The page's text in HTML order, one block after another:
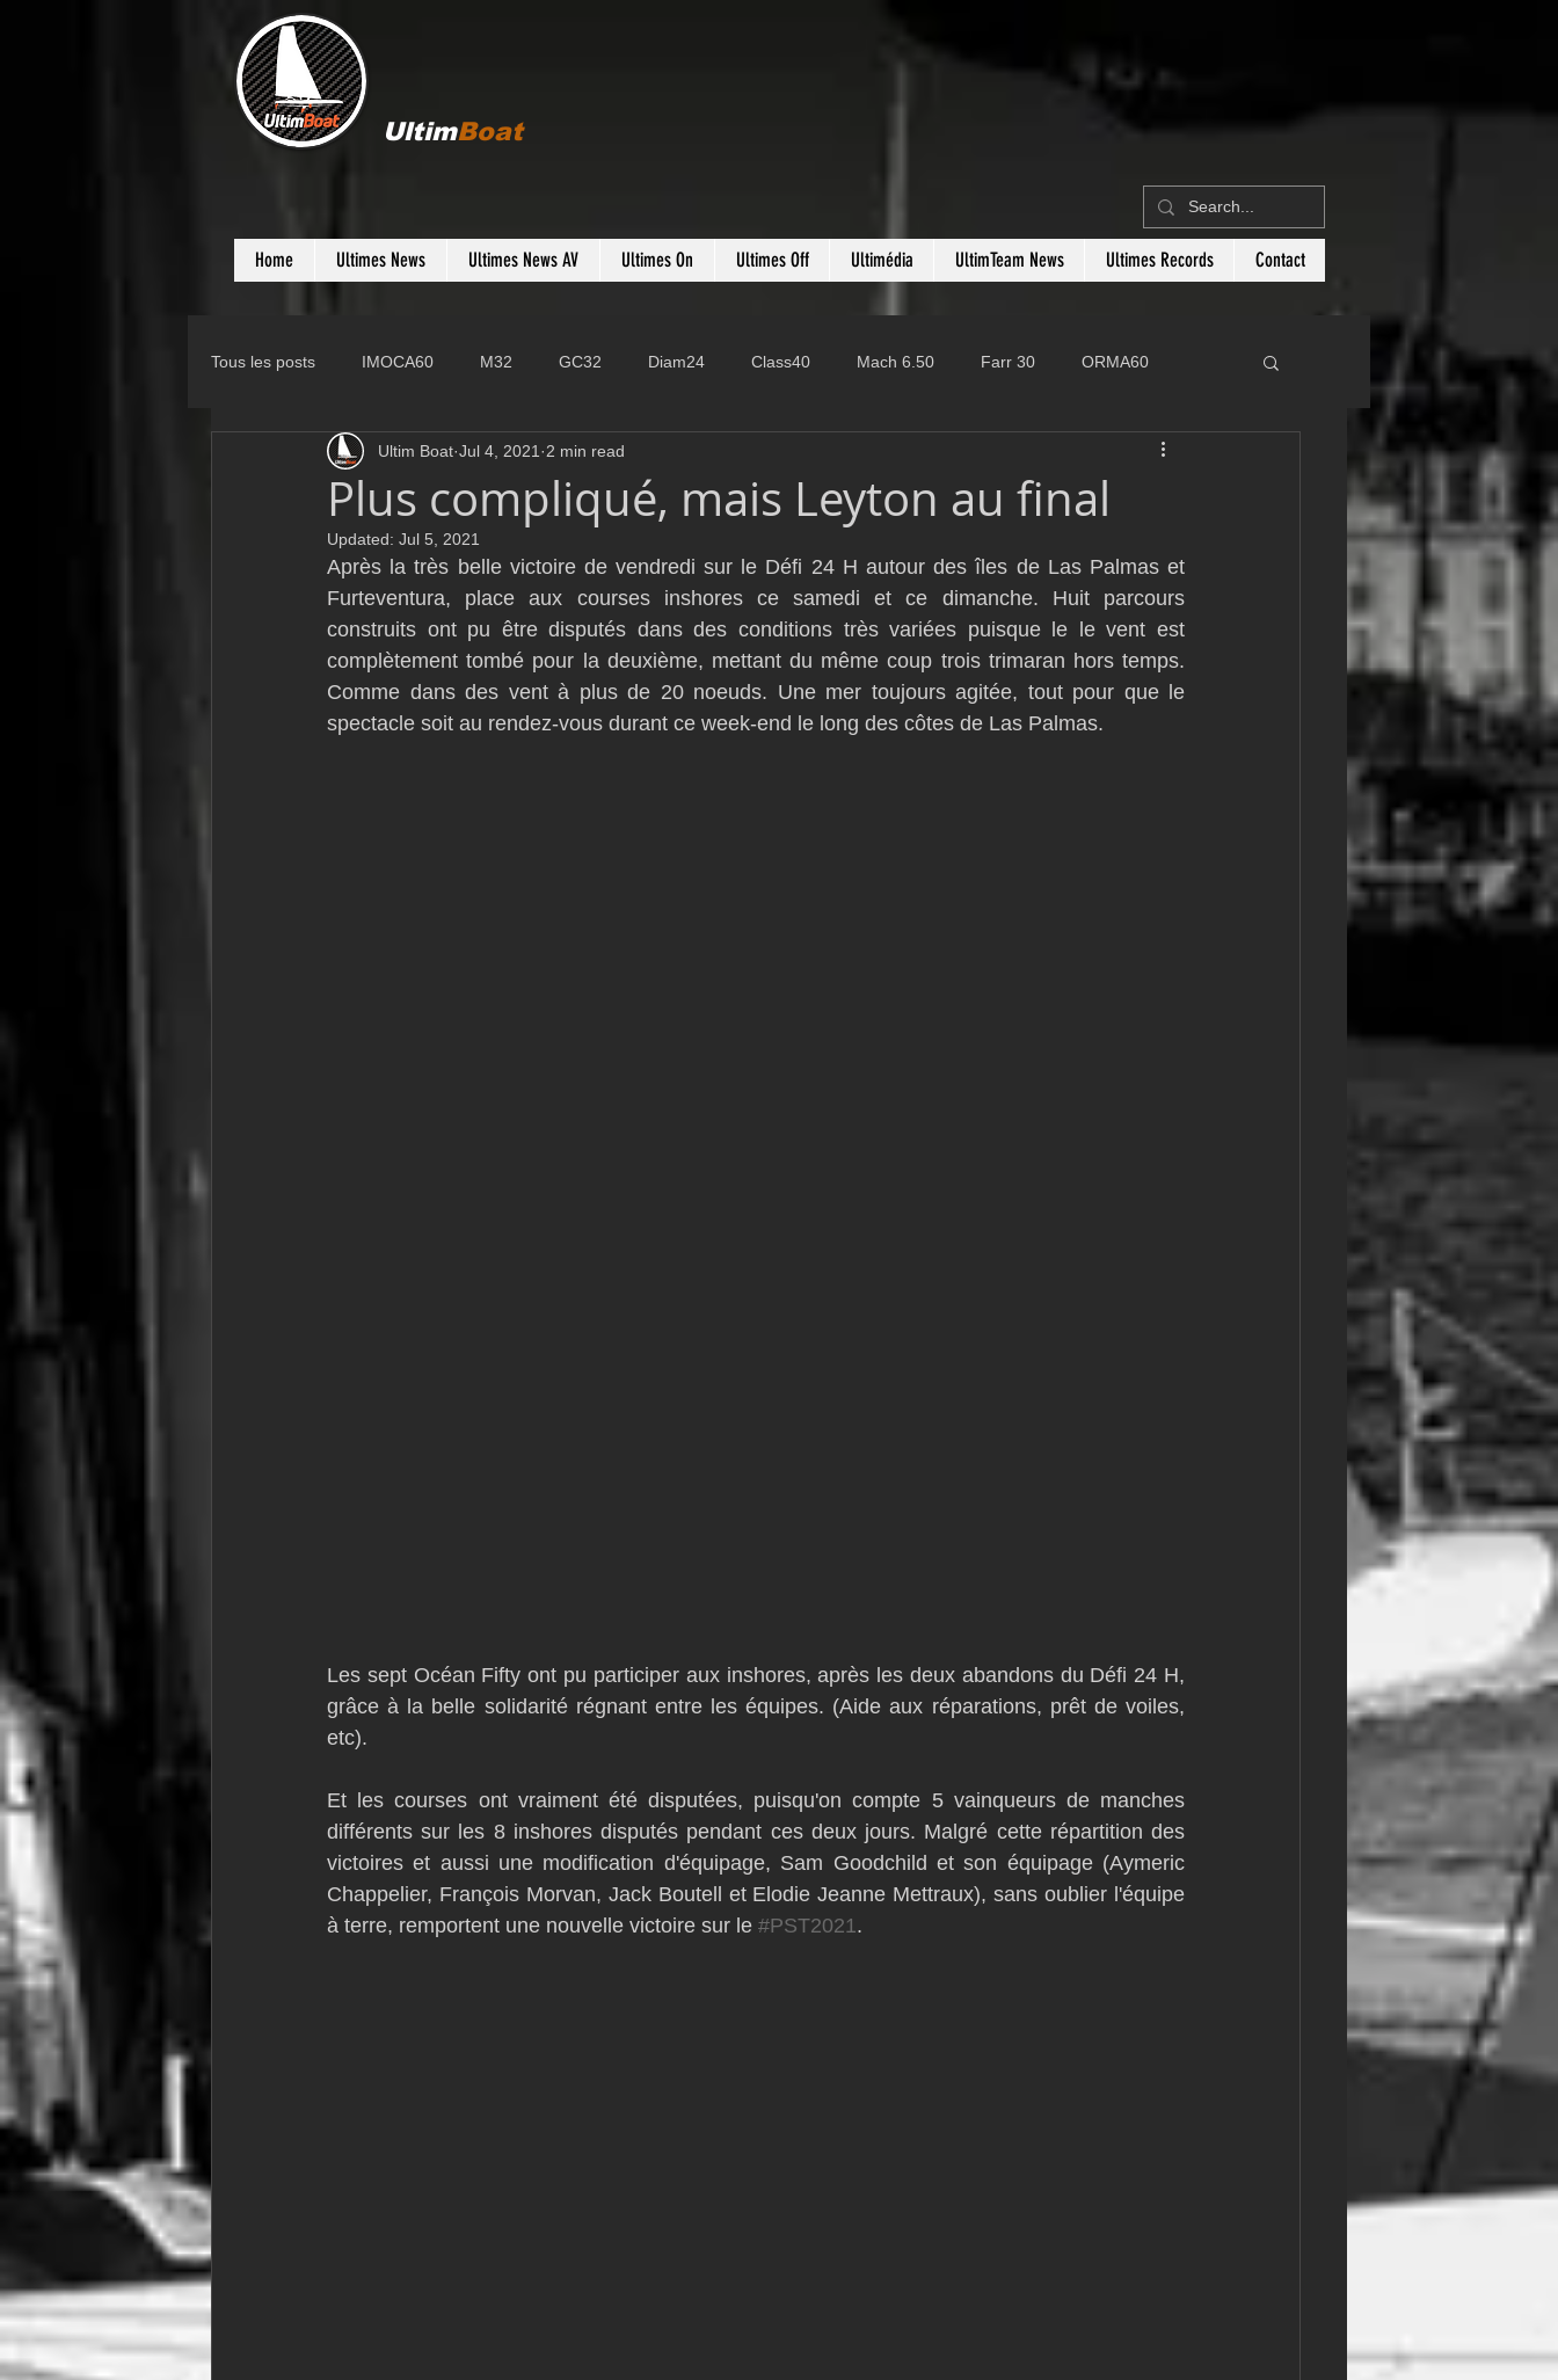
UltimBoat
Home Ultimes News Ultimes News AV Ultimes On Ultimes Off Ultimédia UltimTeam News Ultimes Records Contact
Tous les posts IMOCA60 M32 GC32 Diam24 Class40 Mach 6.50 Farr 30 ORMA60
D35 Farr 280 Fast 40
Class Rhum
TF35 Business AC75 Open 7.50
Plus compliqué, mais Leyton au final
Ultim Boat Jul 4, 2021 2 min read
Updated: Jul 5, 2021
Après la très belle victoire de vendredi sur le Défi 24 H autour des îles de Las Palmas et
Furteventura, place aux courses inshores ce samedi et ce dimanche. Huit parcours
construits ont pu être disputés dans des conditions très variées puisque le le vent est
complètement tombé pour la deuxième, mettant du même coup trois trimaran hors temps.
Comme dans des vent à plus de 20 noeuds. Une mer toujours agitée, tout pour que le
spectacle soit au rendez-vous durant ce week-end le long des côtes de Las Palmas.
Les sept Océan Fifty ont pu participer aux inshores, après les deux abandons du Défi 24 H,
grâce à la belle solidarité régnant entre les équipes. (Aide aux réparations, prêt de voiles,
etc).
Et les courses ont vraiment été disputées, puisqu'on compte 5 vainqueurs de manches
différents sur les 8 inshores disputés pendant ces deux jours. Malgré cette répartition des
victoires et aussi une modification d'équipage, Sam Goodchild et son équipage (Aymeric
Chappelier, François Morvan, Jack Boutell et Elodie Jeanne Mettraux), sans oublier l'équipe
à terre, remportent une nouvelle victoire sur le #PST2021.